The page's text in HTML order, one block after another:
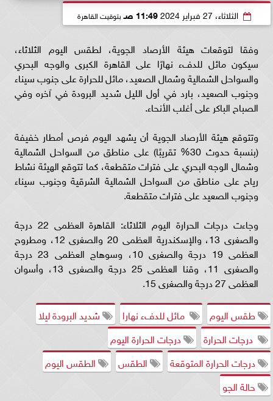
الثلاثاء، 27 فبراير 2024 11:49 صـ بتوقيت القاهرة
وفقا لتوقعات هيئة الأرصاد الجوية، لطقس اليوم الثلاثاء،
سيكون مائل للدفء نهارًا على القاهرة الكبرى والوجه البحري
والسواحل الشمالية وشمال الصعيد، مائل للحرارة على جنوب سيناء
وجنوب الصعيد، بارد في أول الليل شديد البرودة في آخره وفي
الصباح الباكر على أغلب الأنحاء.
وتتوقع هيئة الأرصاد الجوية أن يشهد اليوم فرص أمطار خفيفة
(بنسبة حدوث 30% تقريبًا) على مناطق من السواحل الشمالية
وشمال الوجه البحري على فترات متقطعة، كما تتوقع الهيئة نشاط
رياح على مناطق من السواحل الشمالية الشرقية وجنوب سيناء
وجنوب الصعيد على فترات متقطعة.
وجاءت درجات الحرارة اليوم الثلاثاء: القاهرة العظمى 22 درجة
والصغرى 13، والإسكندرية العظمى 20 والصغرى 12، ومطروح
العظمى 19 درجة والصغرى 10، وسوهاج العظمى 23 درجة
والصغرى 11، وقنا العظمى 25 درجة والصغرى 13، وأسوان
العظمى 27 درجة والصغرى 15.
طقس اليوم
مائل للدفء نهارا
شديد البرودة ليلا
درجات الحرارة
درجات الحرارة اليوم
درجات الحرارة المتوقعة
الطقس
الطقس اليوم
حالة الجو